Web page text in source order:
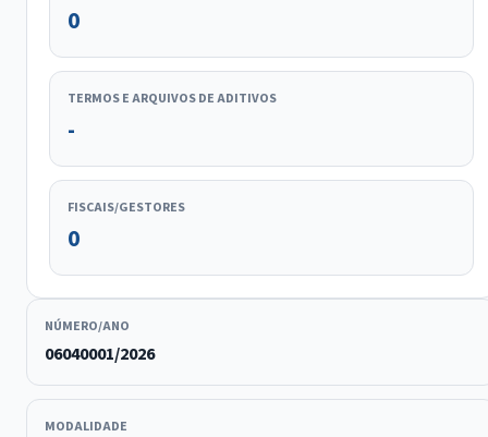
0
TERMOS E ARQUIVOS DE ADITIVOS
-
FISCAIS/GESTORES
0
NÚMERO/ANO
06040001/2026
MODALIDADE